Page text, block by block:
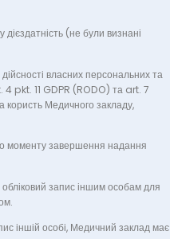
(не були визнані
власних персональних та
4 pkt. 11 GDPR (RODO) та art. 7
користь Медичного закладу,
моменту завершення надання
запис іншим особам для
іншій особі, Медичний заклад має